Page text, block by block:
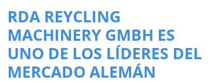
RDA REYCLING
MACHINERY GMBH ES
UNO DE LOS LÍDERES DEL
MERCADO ALEMÁN